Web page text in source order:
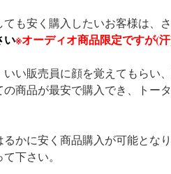
も安く購入したいお客様は、
い※オーディオ商品限定ですが(
い販売員に顔を覚えてもらい
商品が最安で購入でき、トー
かに安く商品購入が可能とな
下さい。